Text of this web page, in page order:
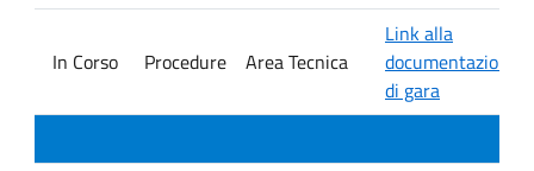
In Corso Procedure Area Tecnica
Link alla
documentazione
di gara